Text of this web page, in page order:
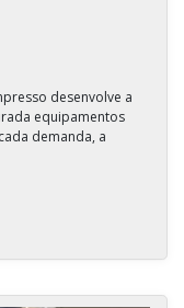
desenvolve a
equipamentos
demanda, a